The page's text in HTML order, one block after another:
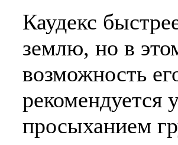
Каудекс
землю, но в
возможность
просыханием